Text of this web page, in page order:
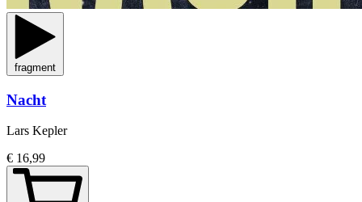
fragment
Nacht
Lars Kepler
€ 16,99